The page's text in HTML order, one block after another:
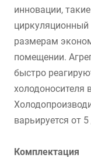
инновации,
размерам
помещении.
быстро
холодоносителя
варьируется от
Комплектация